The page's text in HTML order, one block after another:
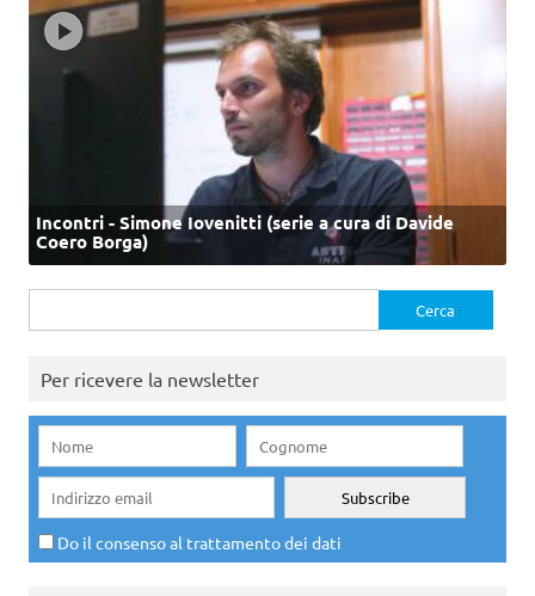
Incontri - Simone Iovenitti (serie a cura di Davide
Coero Borga)
per:
Per ricevere la newsletter
Do il consenso al trattamento dei dati